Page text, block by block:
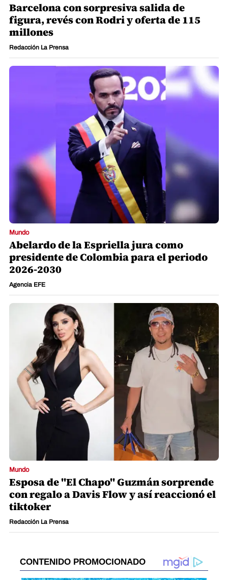
Barcelona con sorpresiva salida de
figura, revés con Rodri y oferta de 115
millones
Redacción La Prensa
Mundo
Abelardo de la Espriella jura como
presidente de Colombia para el periodo
2026-2030
Agencia EFE
Mundo
Esposa de "El Chapo" Guzmán sorprende
con regalo a Davis Flow y así reaccionó el
tiktoker
Redacción La Prensa